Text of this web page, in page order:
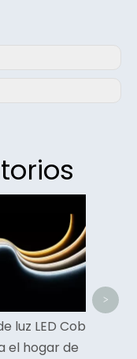
luz LED Cob
el hogar de
>